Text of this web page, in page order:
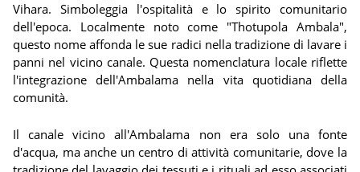
Vihara. Simboleggia l'ospitalità e lo spirito comunitario
dell'epoca. Localmente noto come "Thotupola Ambala",
questo nome affonda le sue radici nella tradizione di lavare i
panni nel vicino canale. Questa nomenclatura locale riflette
l'integrazione dell'Ambalama nella vita quotidiana della
comunità.
Il canale vicino all'Ambalama non era solo una fonte
d'acqua, ma anche un centro di attività comunitarie, dove la